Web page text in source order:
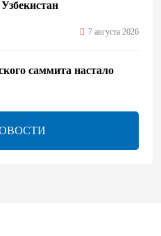
7 августа 2026
саммита настало